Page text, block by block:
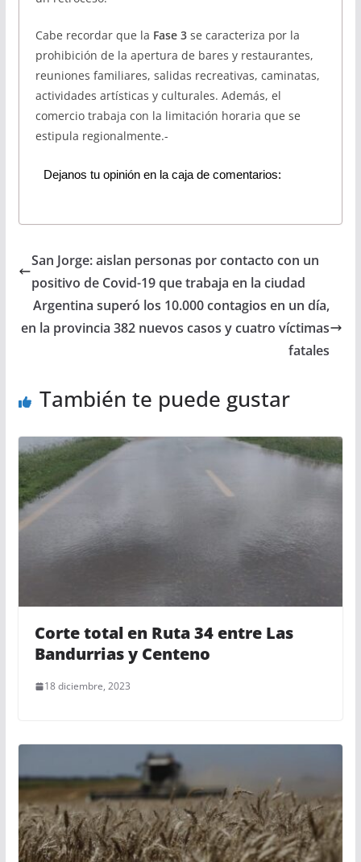
Cabe recordar que la Fase 3 se caracteriza por la
prohibición de la apertura de bares y restaurantes,
reuniones familiares, salidas recreativas, caminatas,
actividades artísticas y culturales. Además, el
comercio trabaja con la limitación horaria que se
estipula regionalmente.-
Dejanos tu opinión en la caja de comentarios:
San Jorge: aislan personas por contacto con un
positivo de Covid-19 que trabaja en la ciudad
Argentina superó los 10.000 contagios en un día,
en la provincia 382 nuevos casos y cuatro víctimas
fatales
También te puede gustar
Corte total en Ruta 34 entre Las
Bandurrias y Centeno
18 diciembre, 2023